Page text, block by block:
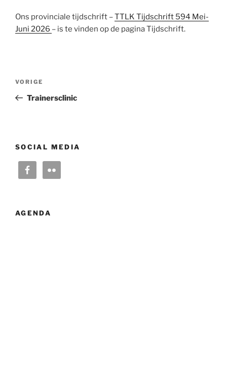
Ons provinciale tijdschrift –TTLK Tijdschrift 594 Mei-
Juni 2026 – is te vinden op de pagina Tijdschrift.
Vorig
bericht
VORIGE
Trainersclinic
SOCIAL MEDIA
AGENDA